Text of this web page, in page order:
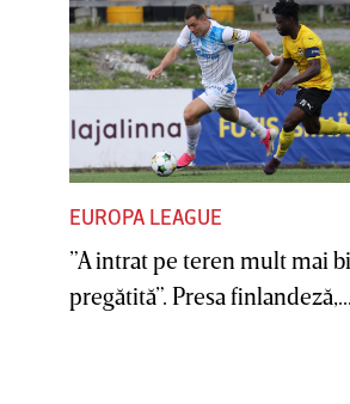
Şumudică, prima reacţie după ce
EUROPA LEAGUE
”A intrat pe teren mult mai
pregătită”. Presa